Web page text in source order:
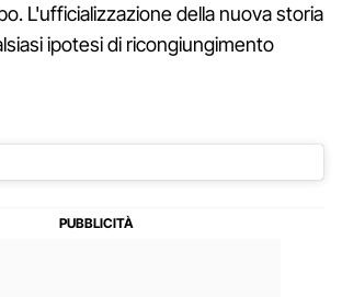
L'ufficializzazione della nuova storia
ipotesi di ricongiungimento